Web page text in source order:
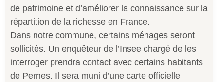
de patrimoine et d’améliorer la connaissance sur la
répartition de la richesse en France.
Dans notre commune, certains ménages seront
sollicités. Un enquêteur de l’Insee chargé de les
interroger prendra contact avec certains habitants
de Pernes. Il sera muni d’une carte officielle